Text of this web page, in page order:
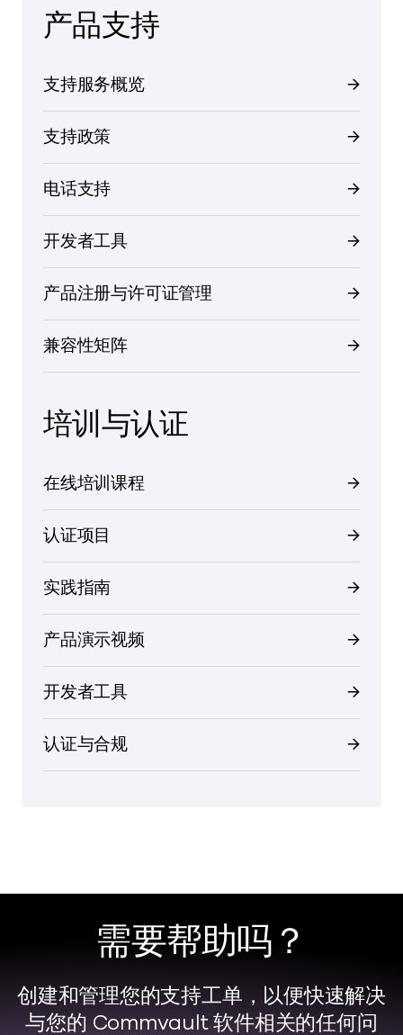
产品支持
支持服务概览
支持政策
电话支持
开发者工具
产品注册与许可证管理
兼容性矩阵
培训与认证
在线培训课程
认证项目
实践指南
产品演示视频
开发者工具
认证与合规
需要帮助吗？
创建和管理您的支持工单，以便快速解决
与您的 Commvault 软件相关的任何问